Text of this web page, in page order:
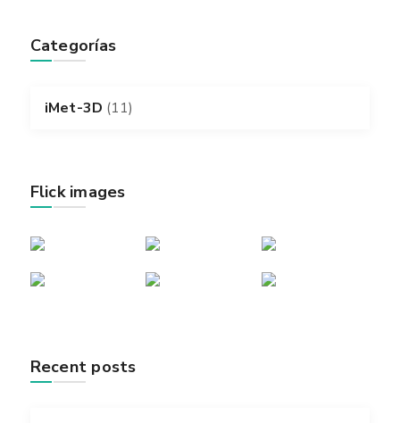
Categorías
iMet-3D (11)
Flick images
Recent posts